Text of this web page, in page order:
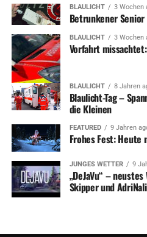
BLAULICHT 3 Wochen
Betrunkener
BLAULICHT 3 Wochen
Vorfahrt
BLAULICHT 8 Jahren
Blaulicht-Tag –
die Kleinen
FEATURED 9 Jahren
Frohes Fest: Heute
JUNGES WETTER 9
„DeJaVu“ –
Skipper und